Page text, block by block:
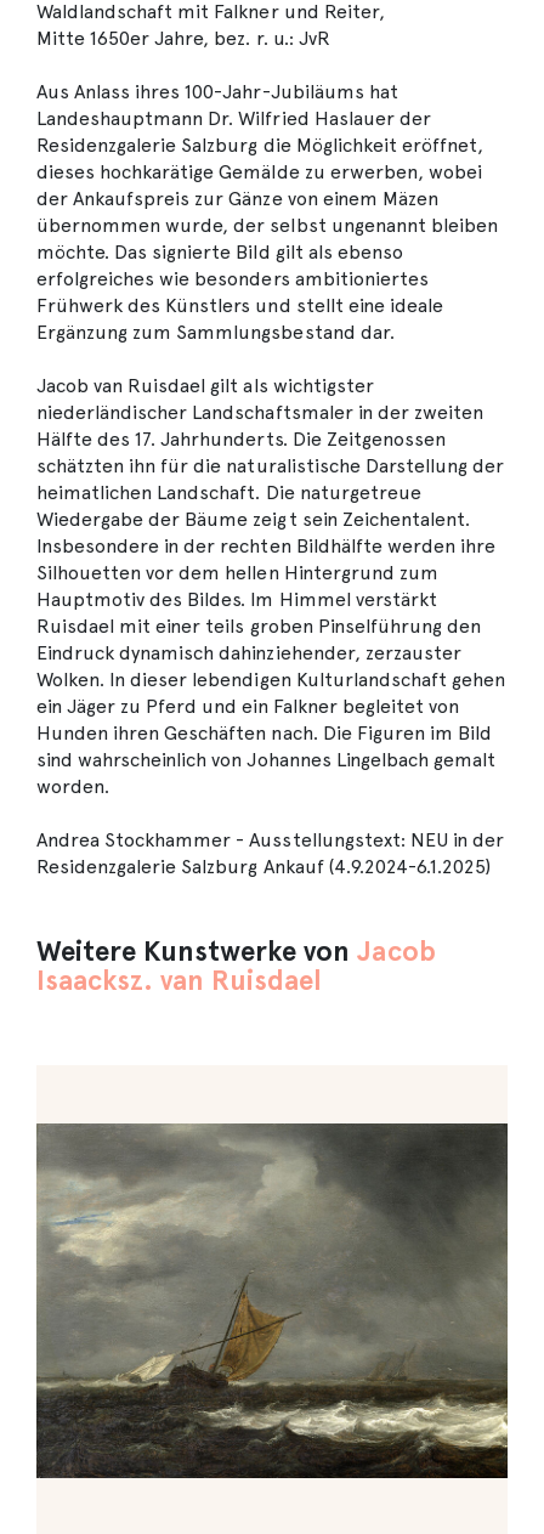
Waldlandschaft mit Falkner und Reiter,
Mitte 1650er Jahre, bez. r. u.: JvR
Aus Anlass ihres 100-Jahr-Jubiläums hat
Landeshauptmann Dr. Wilfried Haslauer der
Residenzgalerie Salzburg die Möglichkeit eröffnet,
dieses hochkarätige Gemälde zu erwerben, wobei
der Ankaufspreis zur Gänze von einem Mäzen
übernommen wurde, der selbst ungenannt bleiben
möchte. Das signierte Bild gilt als ebenso
erfolgreiches wie besonders ambitioniertes
Frühwerk des Künstlers und stellt eine ideale
Ergänzung zum Sammlungsbestand dar.
Jacob van Ruisdael gilt als wichtigster
niederländischer Landschaftsmaler in der zweiten
Hälfte des 17. Jahrhunderts. Die Zeitgenossen
schätzten ihn für die naturalistische Darstellung der
heimatlichen Landschaft. Die naturgetreue
Wiedergabe der Bäume zeigt sein Zeichentalent.
Insbesondere in der rechten Bildhälfte werden ihre
Silhouetten vor dem hellen Hintergrund zum
Hauptmotiv des Bildes. Im Himmel verstärkt
Ruisdael mit einer teils groben Pinselführung den
Eindruck dynamisch dahinziehender, zerzauster
Wolken. In dieser lebendigen Kulturlandschaft gehen
ein Jäger zu Pferd und ein Falkner begleitet von
Hunden ihren Geschäften nach. Die Figuren im Bild
sind wahrscheinlich von Johannes Lingelbach gemalt
worden.
Andrea Stockhammer - Ausstellungstext: NEU in der
Residenzgalerie Salzburg Ankauf (4.9.2024-6.1.2025)
Weitere Kunstwerke vonJacob
Isaacksz. van Ruisdael